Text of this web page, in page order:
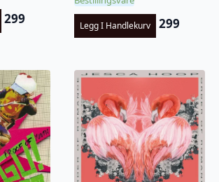
299 Legg I Handlekurv 299